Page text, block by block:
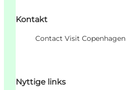
Kontakt
Contact Visit Copenhagen
Nyttige links